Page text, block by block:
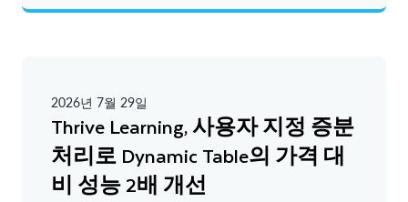
2026년 7월 29일
Thrive Learning, 사용자 지정 증분
처리로 Dynamic Table의 가격 대
비 성능 2배 개선